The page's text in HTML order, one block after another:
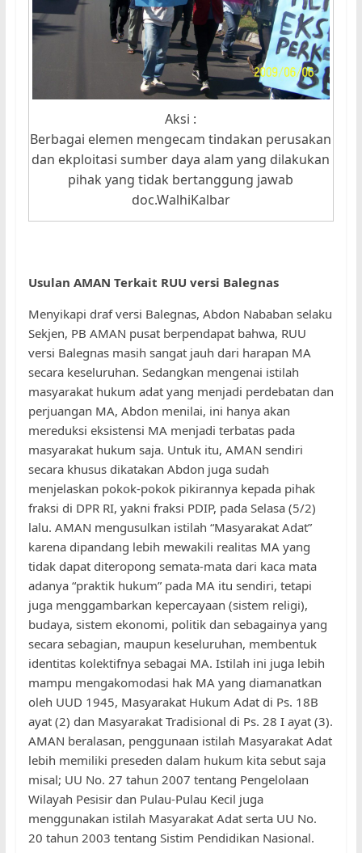
Aksi :
Berbagai elemen mengecam tindakan perusakan
dan ekploitasi sumber daya alam yang dilakukan
pihak yang tidak bertanggung jawab
doc.WalhiKalbar
Usulan AMAN Terkait RUU versi Balegnas
Menyikapi draf versi Balegnas, Abdon Nababan selaku
Sekjen, PB AMAN pusat berpendapat bahwa, RUU
versi Balegnas masih sangat jauh dari harapan MA
secara keseluruhan. Sedangkan mengenai istilah
masyarakat hukum adat yang menjadi perdebatan dan
perjuangan MA, Abdon menilai, ini hanya akan
mereduksi eksistensi MA menjadi terbatas pada
masyarakat hukum saja. Untuk itu, AMAN sendiri
secara khusus dikatakan Abdon juga sudah
menjelaskan pokok-pokok pikirannya kepada pihak
fraksi di DPR RI, yakni fraksi PDIP, pada Selasa (5/2)
lalu. AMAN mengusulkan istilah “Masyarakat Adat”
karena dipandang lebih mewakili realitas MA yang
tidak dapat diteropong semata-mata dari kaca mata
adanya “praktik hukum” pada MA itu sendiri, tetapi
juga menggambarkan kepercayaan (sistem religi),
budaya, sistem ekonomi, politik dan sebagainya yang
secara sebagian, maupun keseluruhan, membentuk
identitas kolektifnya sebagai MA. Istilah ini juga lebih
mampu mengakomodasi hak MA yang diamanatkan
oleh UUD 1945, Masyarakat Hukum Adat di Ps. 18B
ayat (2) dan Masyarakat Tradisional di Ps. 28 I ayat (3).
AMAN beralasan, penggunaan istilah Masyarakat Adat
lebih memiliki preseden dalam hukum kita sebut saja
misal; UU No. 27 tahun 2007 tentang Pengelolaan
Wilayah Pesisir dan Pulau-Pulau Kecil juga
menggunakan istilah Masyarakat Adat serta UU No.
20 tahun 2003 tentang Sistim Pendidikan Nasional.